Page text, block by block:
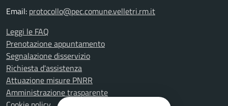
Email: protocollo@pec.comune.velletri.rm.it
Leggi le FAQ
Prenotazione appuntamento
Segnalazione disservizio
Richiesta d'assistenza
Attuazione misure PNRR
Amministrazione trasparente